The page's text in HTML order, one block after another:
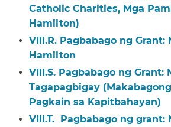
Catholic Charities, Mga
Hamilton)​​
VIII.R. Pagbabago ng Grant:
Hamilton​​
VIII.S. Pagbabago ng Grant:
Tagapagbigay
Pagkain sa Kapitbahayan)​​
VIII.T. Pagbabago ng grant: